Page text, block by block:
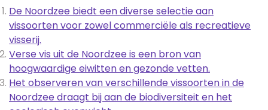
De Noordzee biedt een diverse selectie aan
vissoorten voor zowel commerciële als recreatieve
visserij.
Verse vis uit de Noordzee is een bron van
hoogwaardige eiwitten en gezonde vetten.
Het observeren van verschillende vissoorten in de
Noordzee draagt bij aan de biodiversiteit en het